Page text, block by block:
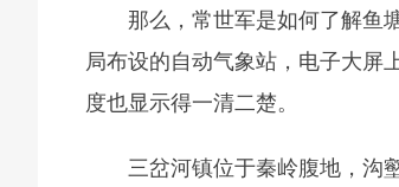
那么，常世军是如何了解鱼
局布设的自动气象站，电子大屏
度也显示得一清二楚。
三岔河镇位于秦岭腹地，沟